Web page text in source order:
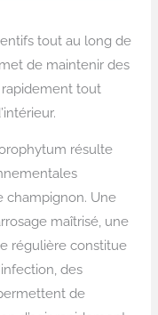
tout au long de
de maintenir des
tout
résulte
champignon. Une
maîtrisé, une
régulière constitue
des
de